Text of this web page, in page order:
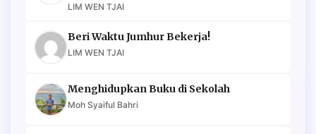
LIM WEN TJAI
Beri Waktu Jumhur Bekerja!
LIM WEN TJAI
Menghidupkan Buku di Sekolah
Moh Syaiful Bahri